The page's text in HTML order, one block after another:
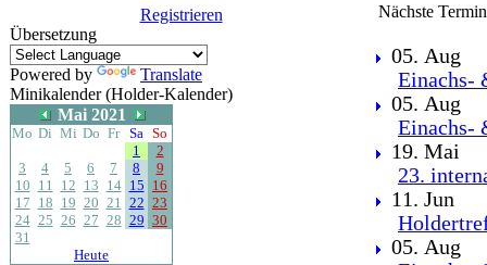
Registrieren
Übersetzung
Powered by
Translate
Minikalender (Holder-Kalender)
Mai 2021
Mo Di Mi Do Fr Sa So
1
2
3
4 5 6 7 8
9
10 11 12 13 14 15 16
17 18 19 20 21 22 23
24 25 26 27 28 29 30
31
Heute
Nächste
05. Aug
Einachs-
05. Aug
Einachs-
19. Mai
23.
11. Jun
05. Aug